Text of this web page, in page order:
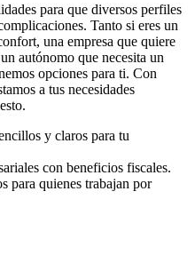
para que diversos perfiles
Tanto si eres un
una empresa que quiere
autónomo que necesita un
opciones para ti. Con
a tus necesidades
y claros para tu
con beneficios fiscales.
para quienes trabajan por